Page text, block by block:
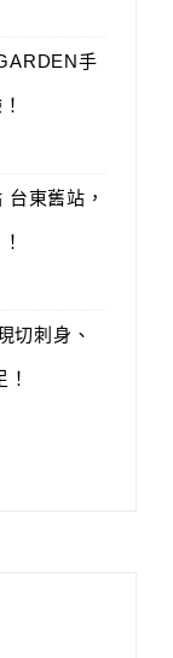
手
東舊站，
切刺身、